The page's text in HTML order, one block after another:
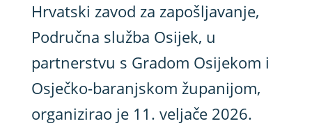
Hrvatski zavod za zapošljavanje,
Područna služba Osijek, u
partnerstvu s Gradom Osijekom i
Osječko-baranjskom županijom,
organizirao je 11. veljače 2026.